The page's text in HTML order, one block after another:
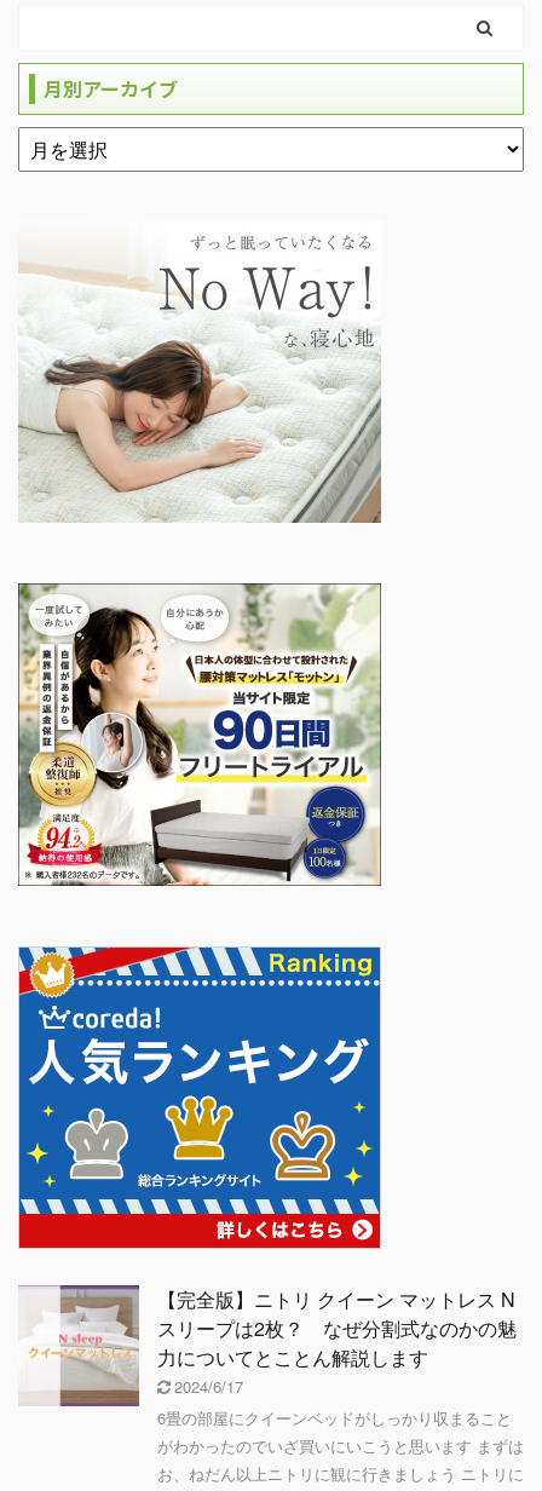
月別アーカイブ
【完全版】ニトリ クイーン マットレス N
スリープは2枚？ なぜ分割式なのかの魅
力についてとことん解説します
2024/6/17
6畳の部屋にクイーンベッドがしっかり収まること
がわかったのでいざ買いにいこうと思います まずは
お、ねだん以上ニトリに観に行きましょう ニトリに